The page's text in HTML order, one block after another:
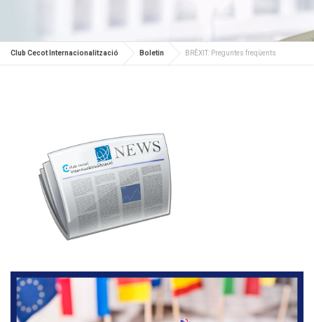
Club Cecot Internacionalització Boletin BRÈXIT: Preguntes freqüents